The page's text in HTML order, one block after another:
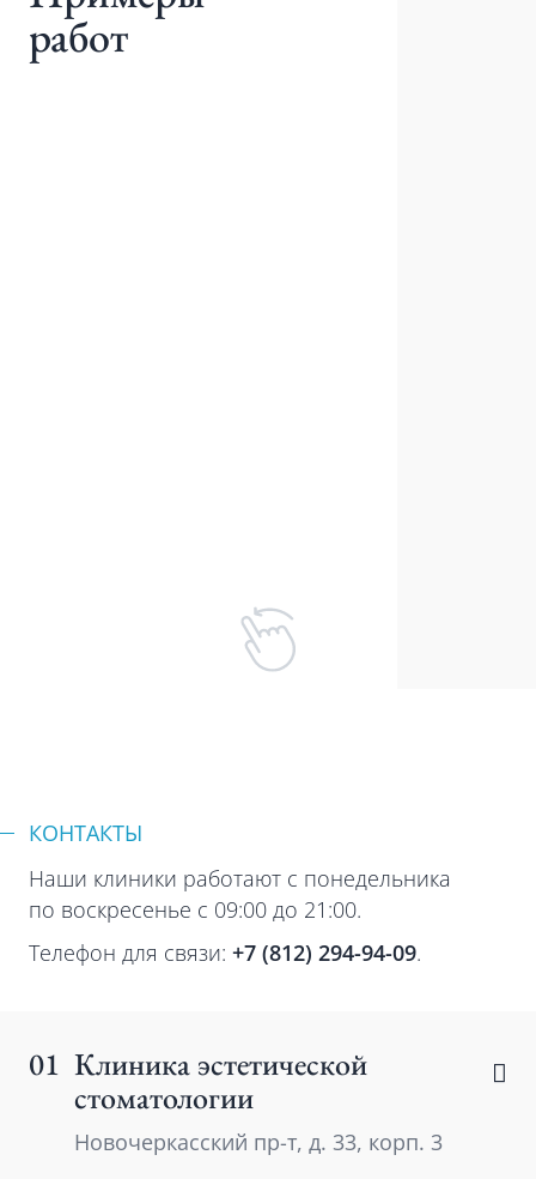
работ
КОНТАКТЫ
Наши клиники работают с понедельника
по воскресенье с 09:00 до 21:00.
Телефон для связи: +7 (812) 294-94-09.
01 Клиника эстетической
стоматологии
Новочеркасский пр-т, д. 33, корп. 3